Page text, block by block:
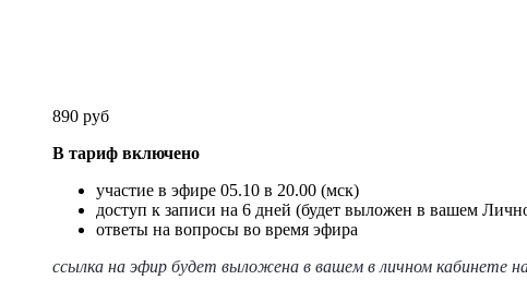
890 руб
В тариф включено
участие в эфире 05.10 в 20.00 (мск)
доступ к записи на 6 дней (будет выложен в вашем
ответы на вопросы во время эфира
ссылка на эфир будет выложена в вашем в личном кабинете